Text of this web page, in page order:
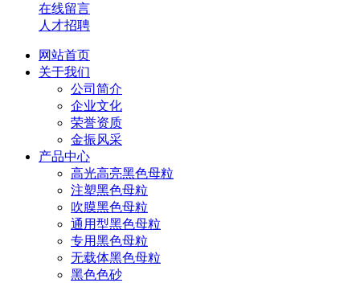
在线留言
人才招聘
网站首页
关于我们
公司简介
企业文化
荣誉资质
金振风采
产品中心
高光高亮黑色母粒
注塑黑色母粒
吹膜黑色母粒
通用型黑色母粒
专用黑色母粒
无载体黑色母粒
黑色色砂